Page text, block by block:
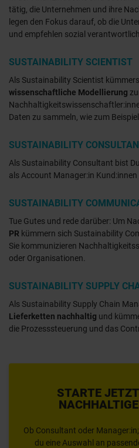
tätig, die Unternehmen und ihre
legen den Fokus darauf, ob die
und empfehlen sozial
SUSTAINABILITY SCIENTIST
Als Sustainability Scientist
wissenschaftliche Modellierung
Daten zu sammeln, wie zum
SUSTAINABILITY
Als Sustainability Consultant bist
als Account Manager:in
SUSTAINABILITY
Tue Gutes und rede darüber: Um
PR kümmern sich Sustainability
Sie kommunizieren
oder Organisationen.
SUSTAINABILITY SUPPLY
Als Sustainability Supply Chain
Lieferketten nachhaltig und
die Prozesssteuerung und das
STARTE
Ob Consultant oder
du eine Auswahl an